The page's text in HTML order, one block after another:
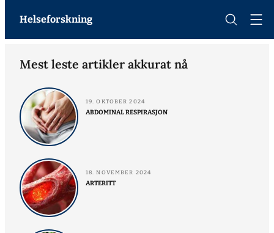
Helseforskning
Mest leste artikler akkurat nå
19. OKTOBER 2024
ABDOMINAL RESPIRASJON
18. NOVEMBER 2024
ARTERITT